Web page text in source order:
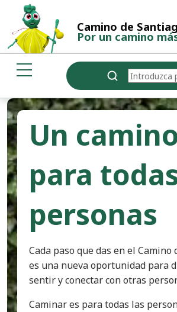
Pasar al contenido principal
Camino de
Por un camino
Buscar
Un
para
personas
Cada paso que das en el Camino
es una nueva oportunidad para
sentir y conectar con otras
Caminar es para todas las